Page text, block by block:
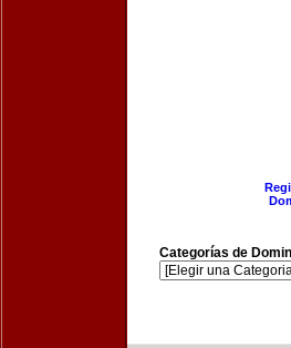
Categorías de